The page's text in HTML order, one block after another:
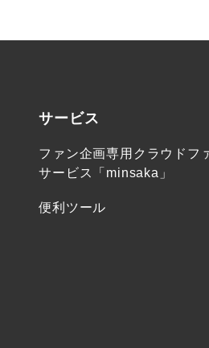
サービス
ファン企画専用クラウドフ
サービス「minsaka」
便利ツール